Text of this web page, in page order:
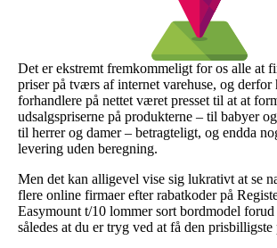
Det er ekstremt fremkommeligt for os alle at
priser på tværs af internet varehuse, og derfor
forhandlere på nettet været presset til at at
udsalgspriserne på produkterne – til babyer
til herrer og damer – betragteligt, og endda
levering uden beregning.
Men det kan alligevel vise sig lukrativt at se
flere online firmaer efter rabatkoder på
Easymount t/10 lommer sort bordmodel
således at du er tryg ved at få den prisbilligste